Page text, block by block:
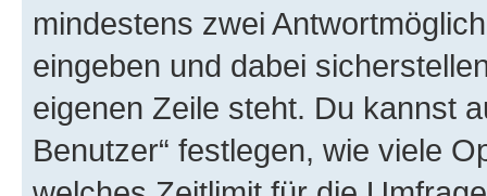
mindestens zwei
eingeben und dabei
eigenen Zeile steht. Du kannst
Benutzer“ festlegen, wie viele